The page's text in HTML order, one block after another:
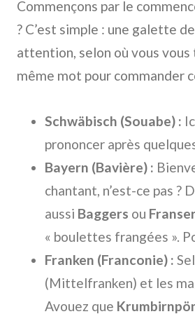
Commençons par le
? C’est simple : une galette
attention, selon où vous vous
même mot pour commander
Schwäbisch (Souabe) :
prononcer après
Bayern (Bavière) :
chantant, n’est-ce pas ?
aussi Baggers ou
« boulettes frangées ».
Franken (Franconie) :
(Mittelfranken) et les
Avouez que